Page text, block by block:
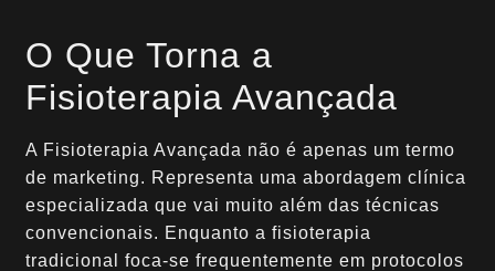
O Que Torna a
Fisioterapia Avançada
A Fisioterapia Avançada não é apenas um termo
de marketing. Representa uma abordagem clínica
especializada que vai muito além das técnicas
convencionais. Enquanto a fisioterapia
tradicional foca-se frequentemente em protocolos